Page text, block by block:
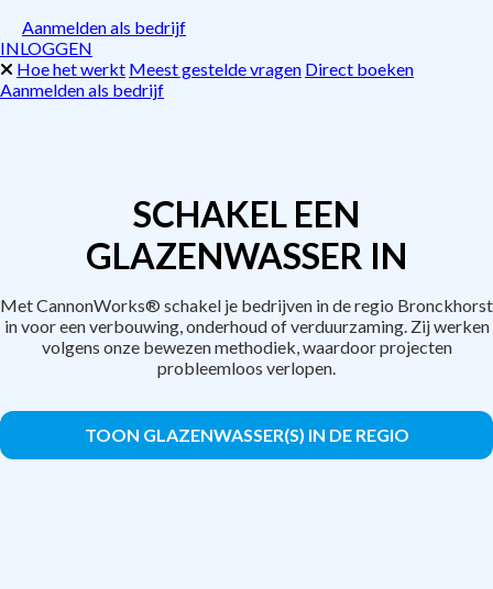
Aanmelden als bedrijf
INLOGGEN
Hoe het werkt Meest gestelde vragen Direct boeken
Aanmelden als bedrijf
SCHAKEL EEN
GLAZENWASSER IN
Met CannonWorks® schakel je bedrijven in de regio Bronckhorst
in voor een verbouwing, onderhoud of verduurzaming. Zij werken
volgens onze bewezen methodiek, waardoor projecten
probleemloos verlopen.
TOON GLAZENWASSER(S) IN DE REGIO